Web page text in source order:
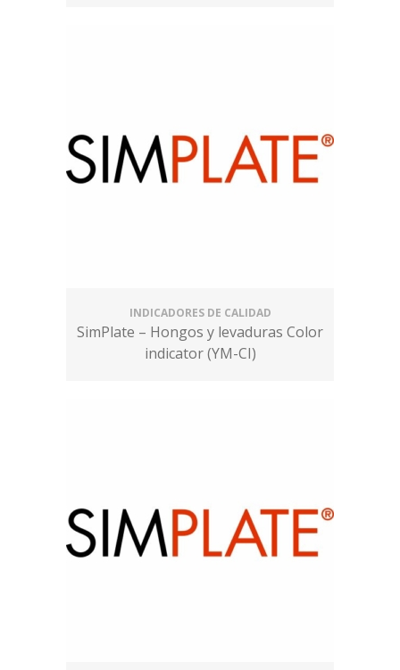
INDICADORES DE CALIDAD
SimPlate – Hongos y levaduras Color
indicator (YM-CI)